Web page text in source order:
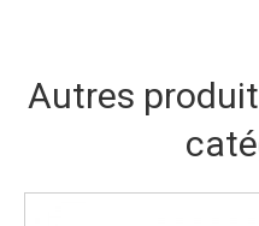
Autres